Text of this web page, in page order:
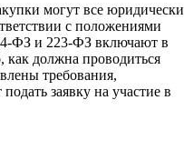
могут все
с положениями
ФЗ и 223-ФЗ включают в
должна проводиться
требования,
заявку на участие в